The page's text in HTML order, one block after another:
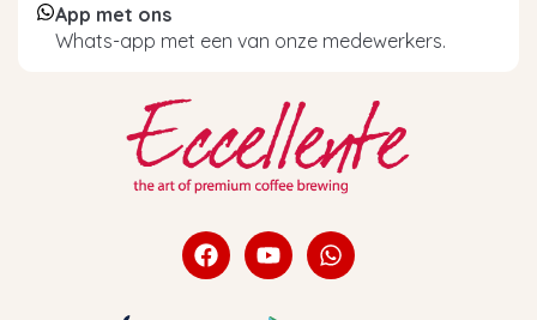
App met ons
Whats-app met een van onze medewerkers.